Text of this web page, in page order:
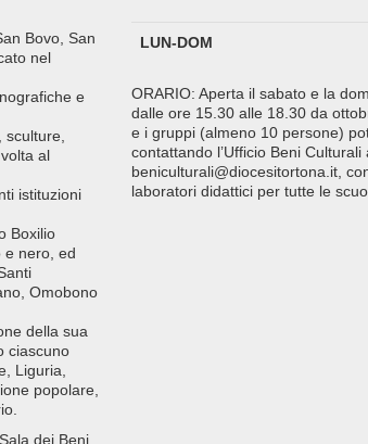
Bovo, San
nel
e
sculture,
al
istituzioni
Boxilio
e nero, ed
Omobono
della sua
ciascuno
Liguria,
popolare,
dei Beni
LUN-DOM
ORARIO: Aperta il sabato e la
dalle ore 15.30 alle 18.30 da
e i gruppi (almeno 10 persone)
contattando l’Ufficio Beni
beniculturali@diocesitortona.it,
laboratori didattici per tutte le